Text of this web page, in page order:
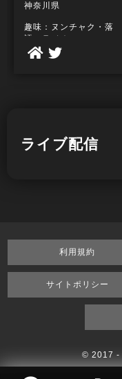
神奈川県
趣味：ヌンチャク・落
語・ラジオ
特技：作詞作曲・バドミ
ライブ配信
利用規約
サイトポリシー
© 2017 -